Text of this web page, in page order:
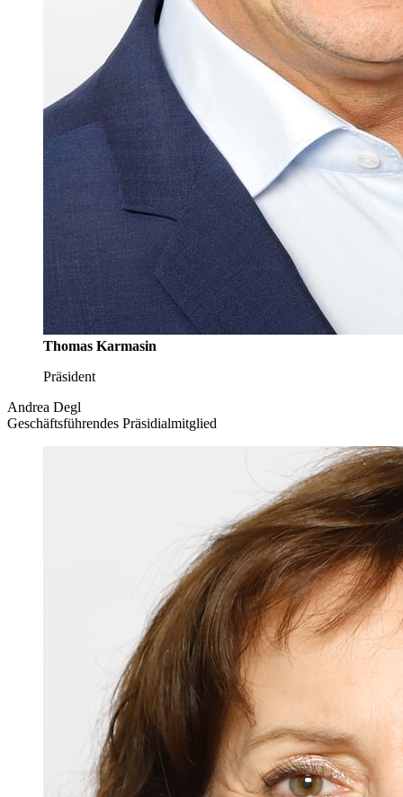
Thomas Karmasin
Präsident
Andrea Degl
Geschäftsführendes Präsidialmitglied